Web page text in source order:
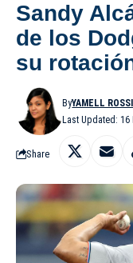
Sandy
de los
su
Last Updated: 16
ByYAMELL ROSSI
Share